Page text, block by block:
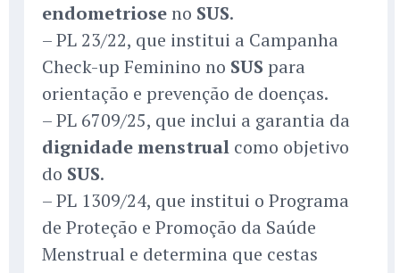
endometrioseno SUS.
– PL 23/22, que institui a Campanha
Check-up Feminino no SUS para
orientação e prevenção de doenças.
– PL 6709/25, que inclui a garantia da
dignidade menstrual como objetivo
do SUS.
– PL 1309/24, que institui o Programa
de Proteção e Promoção da Saúde
Menstrual e determina que cestas